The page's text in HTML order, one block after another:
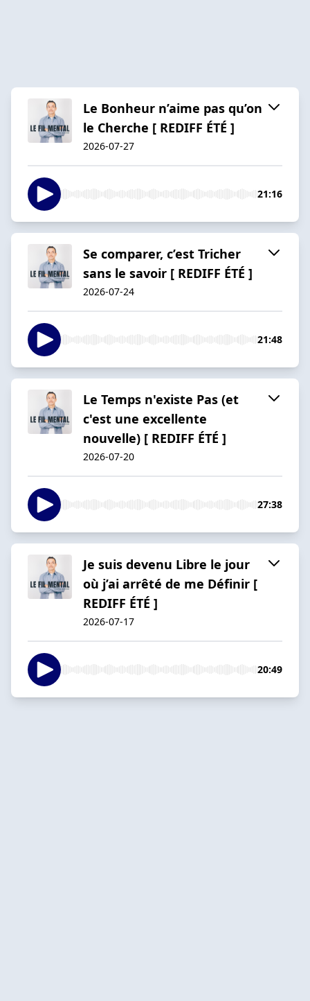
Le Bonheur n’aime pas qu’on
le Cherche [ REDIFF ÉTÉ ]
2026-07-27
21:16
Se comparer, c’est Tricher
sans le savoir [ REDIFF ÉTÉ ]
2026-07-24
21:48
Le Temps n'existe Pas (et
c'est une excellente
nouvelle) [ REDIFF ÉTÉ ]
2026-07-20
27:38
Je suis devenu Libre le jour
où j’ai arrêté de me Définir [
REDIFF ÉTÉ ]
2026-07-17
20:49